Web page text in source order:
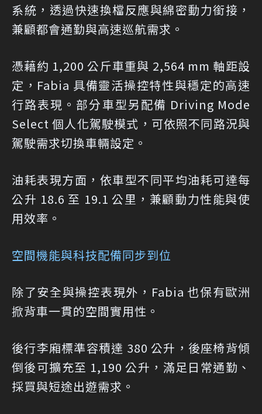
系統，透過快速換檔反應與綿密動力銜接，
兼顧都會通勤與高速巡航需求。
憑藉約 1,200 公斤車重與 2,564 mm 軸距設
定，Fabia 具備靈活操控特性與穩定的高速
行路表現。部分車型另配備 Driving Mode
Select 個人化駕駛模式，可依照不同路況與
駕駛需求切換車輛設定。
油耗表現方面，依車型不同平均油耗可達每
公升 18.6 至 19.1 公里，兼顧動力性能與使
用效率。
空間機能與科技配備同步到位
除了安全與操控表現外，Fabia 也保有歐洲
掀背車一貫的空間實用性。
後行李廂標準容積達 380 公升，後座椅背傾
倒後可擴充至 1,190 公升，滿足日常通勤、
採買與短途出遊需求。